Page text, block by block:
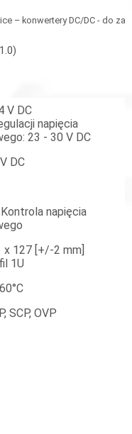
– konwertery DC/DC - do
V DC
napięcia
23 - 30 V DC
DC
napięcia
x 127 [+/-2 mm]
1U
SCP, OVP